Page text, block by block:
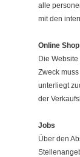
alle
mit den
Online Shop
Die
Zweck
unterliegt
der
Jobs
Über den